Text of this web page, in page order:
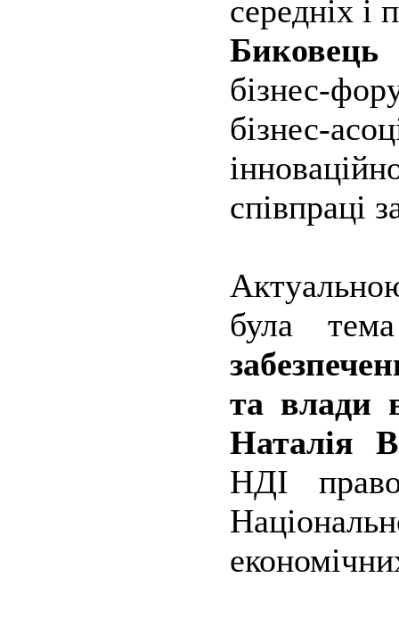
середніх і
Биковець
бізнес-
бізнес-
співпраці
була
та влади
Наталія
НДІ